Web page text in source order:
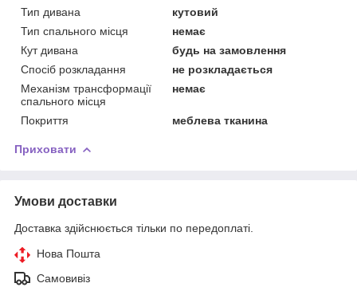
Тип дивана
кутовий
Тип спального місця
немає
Кут дивана
будь на замовлення
Спосіб розкладання
не розкладається
Механізм трансформації
спального місця
немає
Покриття меблева тканина
Приховати
Умови доставки
Доставка здійснюється тільки по передоплаті.
Нова Пошта
Самовивіз